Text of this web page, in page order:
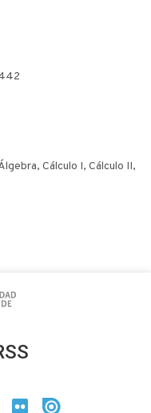
Cálculo I, Cálculo II,